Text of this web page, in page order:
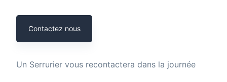
Contactez nous
Un Serrurier vous recontactera dans la journée